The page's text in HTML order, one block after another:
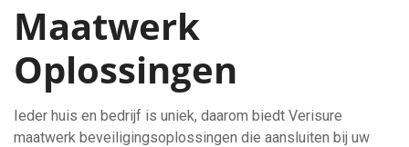
Maatwerk
Oplossingen
Ieder huis en bedrijf is uniek, daarom biedt Verisure
maatwerk beveiligingsoplossingen die aansluiten bij uw